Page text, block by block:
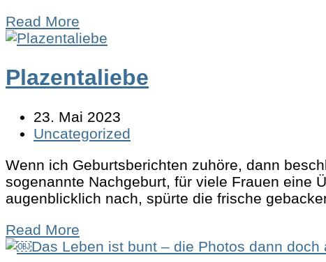
Read More
Plazentaliebe
23. Mai 2023
Uncategorized
Wenn ich Geburtsberichten zuhöre, dann
sogenannte Nachgeburt, für viele Frauen eine
augenblicklich nach, spürte die frische
Read More